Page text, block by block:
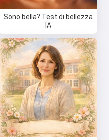
Sono bella? Test di bellezza
IA